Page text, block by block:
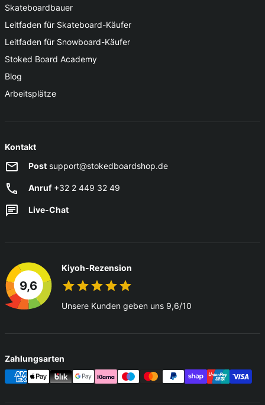
Skateboardbauer
Leitfaden für Skateboard-Käufer
Leitfaden für Snowboard-Käufer
Stoked Board Academy
Blog
Arbeitsplätze
Kontakt
Post support@stokedboardshop.de
Anruf+32 2 449 32 49
Live-Chat
9,6
Kiyoh-Rezension
Unsere Kunden geben uns 9,6/10
Zahlungsarten